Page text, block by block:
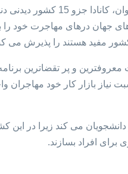
اصلی ترین منبع اقتصاد کانادا از صنعت گردشگری، بخش کشاورزی و پتروشیمی
جهان درهای مهاجرت خود
کشور مفید هستند را پذیرش می
و پر تقضاترین
می کند که به نسبت نیاز بازار کار خود
می کند زیرا در این
برای افراد بسازند.